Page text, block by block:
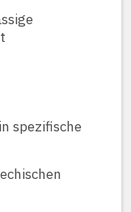
spezifische